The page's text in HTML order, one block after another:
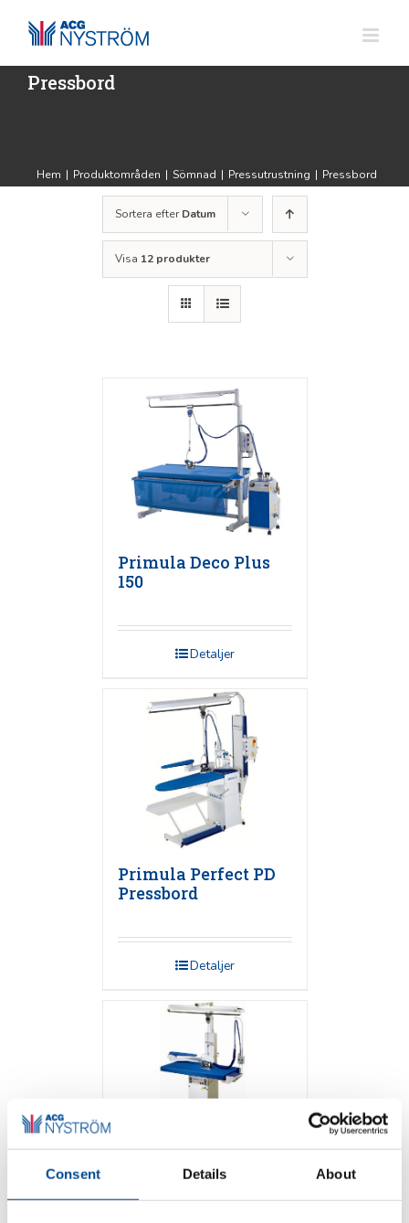
Consent Details About
innehållet
Pressbord
Hem | Produktområden | Sömnad | Pressutrustning | Pressbord
Sortera efterDatum
Visa 12 produkter
Primula Deco Plus
150
Detaljer
Primula Perfect PD
Pressbord
Detaljer
Primula FLEX 1365
Pressbord